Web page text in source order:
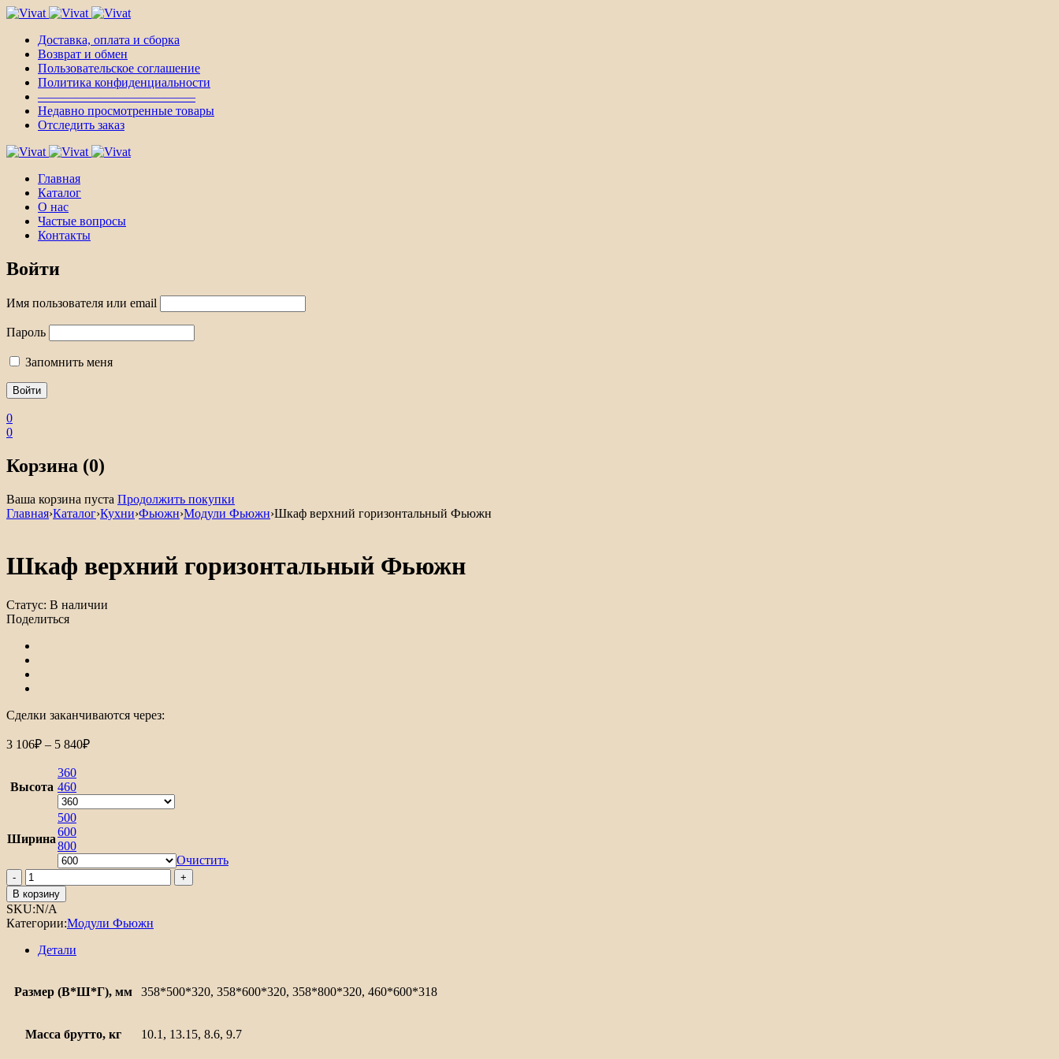
Доставка, оплата и сборка
Возврат и обмен
Пользовательское соглашение
Политика конфиденциальности
————————————–
Недавно просмотренные товары
Отследить заказ
Главная
Каталог
О нас
Частые вопросы
Контакты
Войти
Имя пользователя или email
Пароль
Запомнить меня
0
0
Корзина (0)
Ваша корзина пуста Продолжить покупки
Главная›Каталог›Кухни›Фьюжн›Модули Фьюжн›Шкаф верхний горизонтальный Фьюжн
Шкаф верхний горизонтальный Фьюжн
Статус: В наличии
Поделиться
Сделки заканчиваются через:
3 106₽ – 5 840₽Диапазон
Высота
360
460
Ширина
500
600
800
Очистить
Количество
товара
Шкаф
верхний
горизонтальный
Фьюжн
В корзину
SKU:N/A
Категории:Модули Фьюжн
Детали
Размер (В*Ш*Г), мм 358*500*320, 358*600*320, 358*800*320, 460*600*318
Масса брутто, кг 10.1, 13.15, 8.6, 9.7